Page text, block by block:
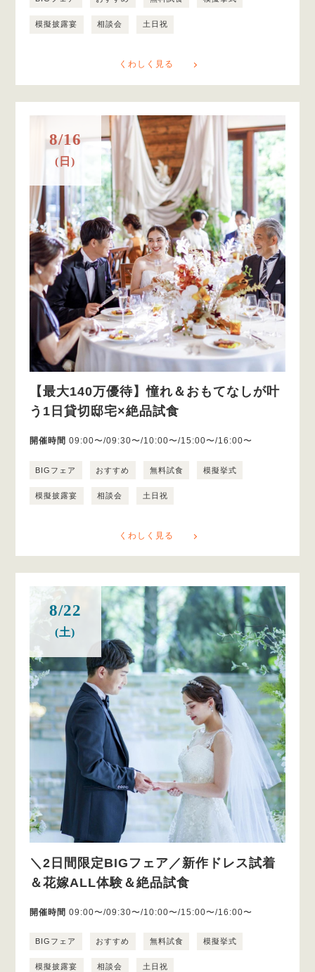
模擬披露宴 相談会 土日祝
くわしく見る
8/16
(日)
【最大140万優待】憧れ＆おもてなしが叶
う1日貸切邸宅×絶品試食
開催時間 09:00〜/09:30〜/10:00〜/15:00〜/16:00〜
BIGフェア おすすめ 無料試食 模擬挙式
模擬披露宴 相談会 土日祝
くわしく見る
8/22
(土)
＼2日間限定BIGフェア／新作ドレス試着
＆花嫁ALL体験＆絶品試食
開催時間 09:00〜/09:30〜/10:00〜/15:00〜/16:00〜
BIGフェア おすすめ 無料試食 模擬挙式
模擬披露宴 相談会 土日祝